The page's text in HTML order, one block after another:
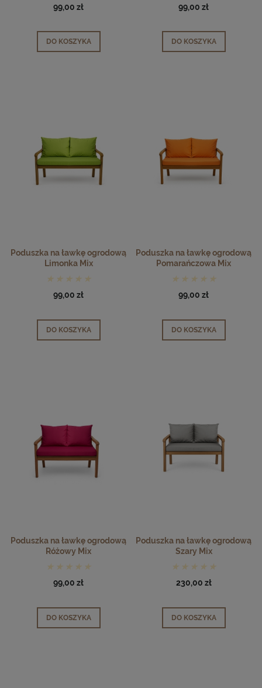
99,00 zł
DO KOSZYKA
99,00 zł
DO KOSZYKA
Poduszka na ławkę ogrodową
Limonka Mix
99,00 zł
DO KOSZYKA
Poduszka na ławkę ogrodową
Pomarańczowa Mix
99,00 zł
DO KOSZYKA
Poduszka na ławkę ogrodową
Różowy Mix
99,00 zł
DO KOSZYKA
Poduszka na ławkę ogrodową
Szary Mix
230,00 zł
DO KOSZYKA